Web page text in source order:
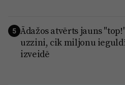
5 Ādažos atvērts jauns
uzzini, cik miljonu
izveidē